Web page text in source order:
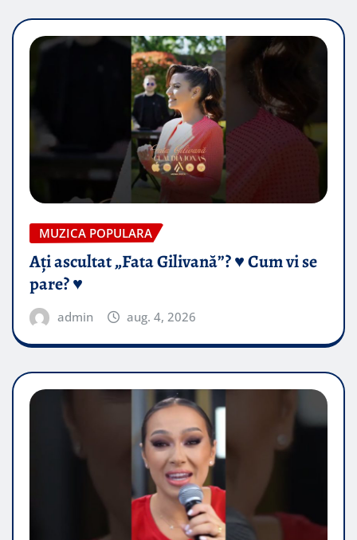
MUZICA POPULARA
Ați ascultat „Fata Gilivană”? ♥️ Cum vi se
pare? ♥️
admin aug. 4, 2026